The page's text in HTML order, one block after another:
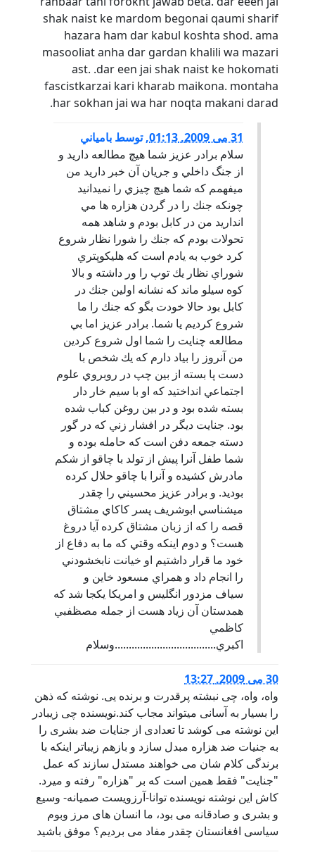
shak naist ke mardom begonai qaumi sharif
hazara ham dar kabul koshta shod. ama
masooliat anha dar gardan khalili wa mazari
ast. .dar een jai shak naist ke hokomati
fascistkarzai kari kharab maikona. montaha
har sokhan jai wa har noqta makani darad.
31 می 2009, 01:13 ,توسط بامياني
سلام برادر عزيز شما هيچ مطالعه داريد و
از جنگ داخلي و جريان آن خبر داريد من
ميفهمم كه شما هيچ چيزي را نميدانيد
چونكه جنك را در گردن هزاره ها مي
انداريد من در كابل بودم و شاهد همه
تحولات بودم كه جنك را شورا نظار شروع
كرد خوب به يادم است كه هليكوپتري
شوراي نظار يك توپ را ور داشته و بالا
كوه سيلو ماند كه نشانه اولين جنك در
كابل بود حالا خودت بگو كه جنك را ما
شروع كرديم يا شما. برادر عزيز اما بي
مطالعه چنايت را شما اول شروع كردين
من آنروز را بياد دارم كه يك شخص با
دست پا بسته از بين چپ در روبروي علوم
اجتماعي انداختيد كه او با سيم خار دار
بسته شده بود و در بين روغن كباب شده
بود. جنايت ديگر در افشار زني كه در گور
دسته جمعه دفن است كه حامله بوده و
شما طفل آنرا پيش از تولد با چاقو از شكم
مادرش كشيده و آنرا با چاقو حلال كرده
بوديد. و برادر عزيز محسيني را چقدر
ميشناسي ابوشريف پسر كاكاي مشتاق
قصه را كه از زبان مشتاق كرده آيا دروغ
هست؟ و دوم اينكه وقتي كه ما به دفاع از
خود ما قرار داشتيم او خيانت نابخشودني
را انجام داد و همراي مسعود خاين و
سياف مزدور انگليس و امريكا يكجا شد كه
همدستان آن زياد هست از جمله مصظفبي
كاظمي
اكبري....................................وسلام
30 می 2009, 13:27
واه، واه، چی نبشته پرقدرت و برنده یی. نوشته که ذهن
را بسیار به آسانی میتواند مجاب کند.نویسنده چی زیبادر
این نوشته می کوشد تا تعدادی از جنایات ضد بشری را
به جنیات ضد هزاره مبدل سازد و بازهم زیباتر اینکه با
برندگی کلام شان می خواهند مستدل سازند که عمل
"جنایت" فقط همین است که بر "هزاره" رفته و میرد.
کاش این نوشته نویسنده توانا-آرزویست صمیانه- وسیع
و بشری و صادقانه می بود، ما انسان های مرز وبوم
سیاسی افغانستان چقدر مفاد می بردیم؟ موفق باشید